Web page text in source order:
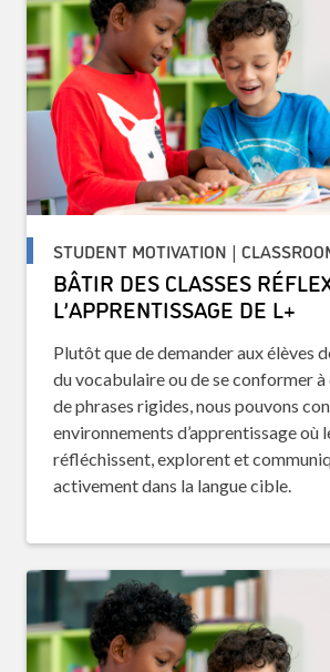
STUDENT MOTIVATION |
BÂTIR DES CLASSES
L’APPRENTISSAGE DE L+
Plutôt que de demander aux élèves
du vocabulaire ou de se conformer
de phrases rigides, nous pouvons
environnements d’apprentissage où
réfléchissent, explorent et
activement dans la langue cible.